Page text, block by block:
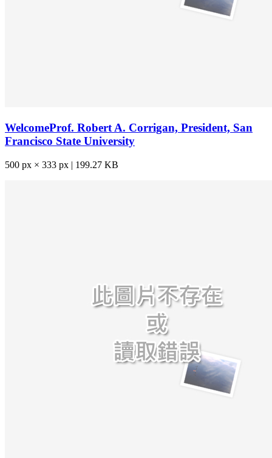
WelcomeProf. Robert A. Corrigan, President, San
Francisco State University
500 px × 333 px | 199.27 KB